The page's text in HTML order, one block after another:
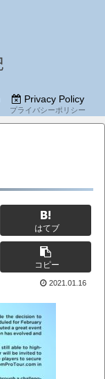
Privacy Policy
プライバシーポリシー
はてブ
コピー
2021.01.16